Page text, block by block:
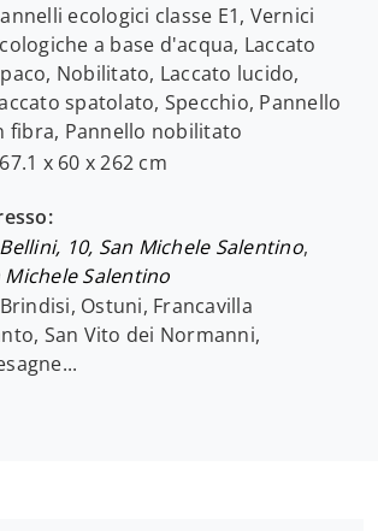
ecologici classe E1, Vernici
a base d'acqua, Laccato
Nobilitato, Laccato lucido,
spatolato, Specchio, Pannello
fibra, Pannello nobilitato
x 60 x 262 cm
10, San Michele Salentino,
Michele Salentino
Brindisi, Ostuni, Francavilla
San Vito dei Normanni,